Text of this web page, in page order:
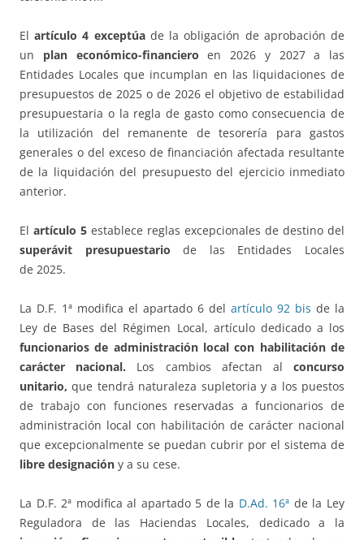
Elartículo 4 exceptúade la obligación de aprobación de
un plan económico-financiero en 2026 y 2027 a las
Entidades Locales que incumplan en las liquidaciones de
presupuestos de 2025 o de 2026 el objetivo de estabilidad
presupuestaria o la regla de gasto como consecuencia de
la utilización del remanente de tesorería para gastos
generales o del exceso de financiación afectada resultante
de la liquidación del presupuesto del ejercicio inmediato
anterior.
El artículo 5 establece reglas excepcionales de destino del
superávit presupuestario de las Entidades Locales
de 2025.
La D.F. 1ª modifica el apartado 6 del artículo 92 bis de la
Ley de Bases del Régimen Local, artículo dedicado a los
funcionarios de administración local con habilitación de
carácter nacional. Los cambios afectan alconcurso
unitario,que tendrá naturaleza supletoria y a los puestos
de trabajo con funciones reservadas a funcionarios de
administración local con habilitación de carácter nacional
que excepcionalmente se puedan cubrir por el sistema de
libre designación y a su cese.
La D.F. 2ª modifica al apartado 5 de la D.Ad. 16ª de la Ley
Reguladora de las Haciendas Locales, dedicado a la